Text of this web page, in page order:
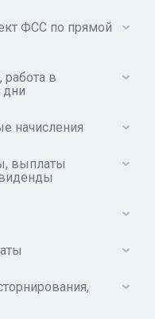
ФСС по прямой
в
начисления
выплаты